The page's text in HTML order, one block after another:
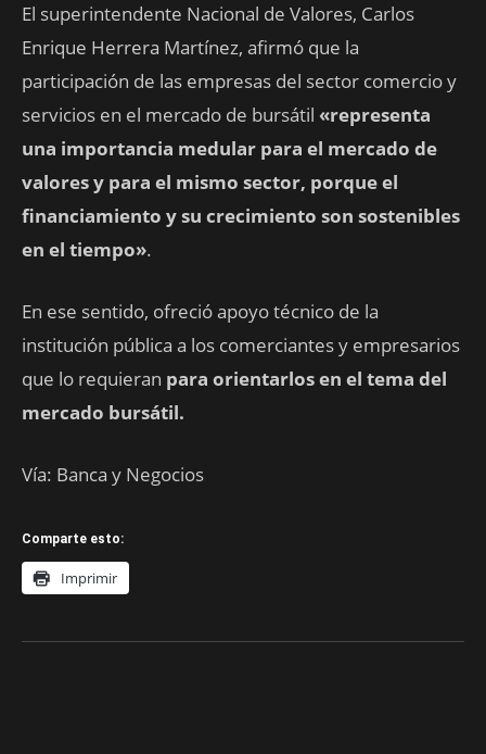
El superintendente Nacional de Valores, Carlos
Enrique Herrera Martínez, afirmó que la
participación de las empresas del sector comercio y
servicios en el mercado de bursátil «representa
una importancia medular para el mercado de
valores y para el mismo sector, porque el
financiamiento y su crecimiento son sostenibles
en el tiempo».
En ese sentido, ofreció apoyo técnico de la
institución pública a los comerciantes y empresarios
que lo requieran para orientarlos en el tema del
mercado bursátil.
Vía: Banca y Negocios
Comparte esto:
Imprimir